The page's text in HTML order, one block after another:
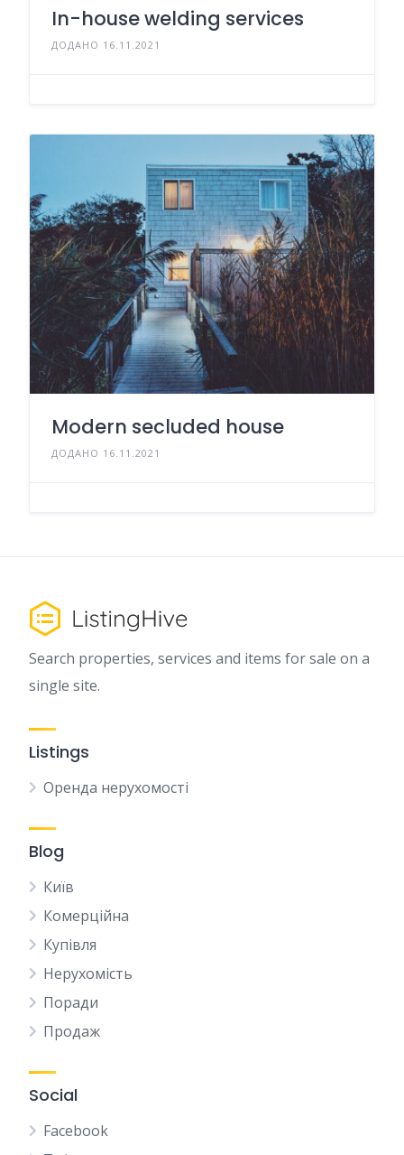
In-house welding services
ДОДАНО 16.11.2021
Modern secluded house
ДОДАНО 16.11.2021
Search properties, services and items for sale on a
single site.
Listings
Оренда нерухомості
Blog
Київ
Комерційна
Купівля
Нерухомість
Поради
Продаж
Social
Facebook